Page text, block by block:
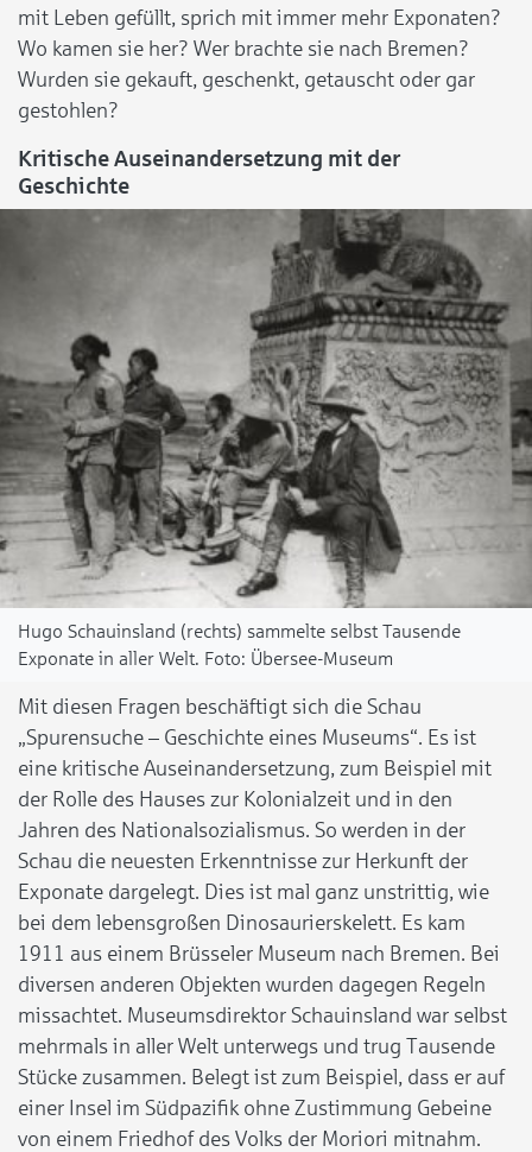
mit Leben gefüllt, sprich mit immer mehr Exponaten?
Wo kamen sie her? Wer brachte sie nach Bremen?
Wurden sie gekauft, geschenkt, getauscht oder gar
gestohlen?
Kritische Auseinandersetzung mit der
Geschichte
Hugo Schauinsland (rechts) sammelte selbst Tausende
Exponate in aller Welt.
Übersee-Museum
Mit diesen Fragen beschäftigt sich die Schau
„Spurensuche – Geschichte eines Museums“. Es ist
eine kritische Auseinandersetzung, zum Beispiel mit
der Rolle des Hauses zur Kolonialzeit und in den
Jahren des Nationalsozialismus. So werden in der
Schau die neuesten Erkenntnisse zur Herkunft der
Exponate dargelegt. Dies ist mal ganz unstrittig, wie
bei dem lebensgroßen Dinosaurierskelett. Es kam
1911 aus einem Brüsseler Museum nach Bremen. Bei
diversen anderen Objekten wurden dagegen Regeln
missachtet. Museumsdirektor Schauinsland war selbst
mehrmals in aller Welt unterwegs und trug Tausende
Stücke zusammen. Belegt ist zum Beispiel, dass er auf
einer Insel im Südpazifik ohne Zustimmung Gebeine
von einem Friedhof des Volks der Moriori mitnahm.